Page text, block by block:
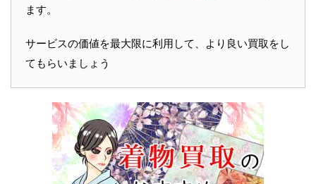
ます。
サービスの価値を最大限に利用して、より良い買取をし
てもらいましょう